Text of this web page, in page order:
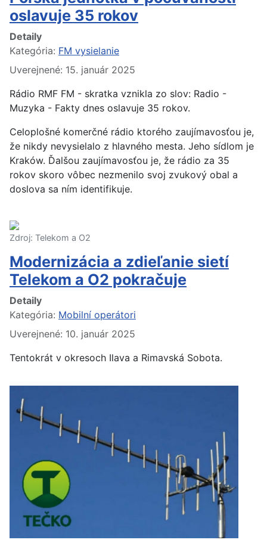
oslavuje 35 rokov
Detaily
Kategória: FM vysielanie
Uverejnené: 15. január 2025
Rádio RMF FM - skratka vznikla zo slov: Radio -
Muzyka - Fakty dnes oslavuje 35 rokov.
Celoplošné komerčné rádio ktorého zaujímavosťou je,
že nikdy nevysielalo z hlavného mesta. Jeho sídlom je
Kraków. Ďalšou zaujímavosťou je, že rádio za 35
rokov skoro vôbec nezmenilo svoj zvukový obal a
doslova sa ním identifikuje.
Zdroj: Telekom a O2
Modernizácia a zdieľanie sietí
Telekom a O2 pokračuje
Detaily
Kategória: Mobilní operátori
Uverejnené: 10. január 2025
Tentokrát v okresoch Ilava a Rimavská Sobota.